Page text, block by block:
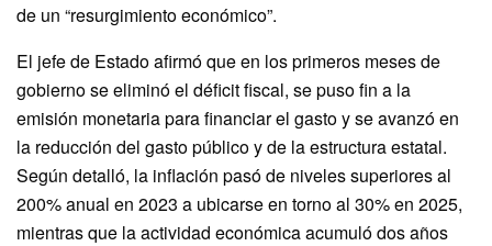
de un “resurgimiento económico”.
El jefe de Estado afirmó que en los primeros meses de
gobierno se eliminó el déficit fiscal, se puso fin a la
emisión monetaria para financiar el gasto y se avanzó en
la reducción del gasto público y de la estructura estatal.
Según detalló, la inflación pasó de niveles superiores al
200% anual en 2023 a ubicarse en torno al 30% en 2025,
mientras que la actividad económica acumuló dos años